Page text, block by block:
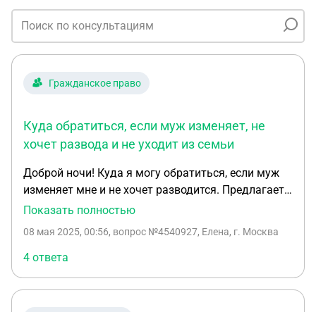
Гражданское право
Куда обратиться, если муж изменяет, не
хочет развода и не уходит из семьи
Доброй ночи! Куда я могу обратиться, если муж
изменяет мне и не хочет разводится. Предлагает
жить так, что он в любое время уходит к
уже пол года. Моя психика не выдерживает. 20
лет брака, 3 детей. Как заставить его уйти из
семьи?
Показать полностью
08 мая 2025, 00:56, вопрос №4540927, Елена, г. Москва
4 ответа